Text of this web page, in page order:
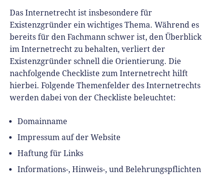
Gründerinnen und Gründern praxisnahe
Inhalte und echte Insights an die Hand zu
geben. Das tut er als Chefredakteur,
Podcast-Host, Webinar-Moderator und auf
unserem YouTube-Kanal.
Er ist Interviewpartner in anderen Medien
Das Internetrecht ist insbesondere für
Existenzgründer ein wichtiges Thema. Während es
bereits für den Fachmann schwer ist, den Überblick
im Internetrecht zu behalten, verliert der
Existenzgründer schnell die Orientierung. Die
nachfolgende Checkliste zum Internetrecht hilft
hierbei. Folgende Themenfelder des Internetrechts
werden dabei von der Checkliste beleuchtet:
Domainname
Impressum auf der Website
Haftung für Links
Informations-, Hinweis-, und Belehrungspflichten